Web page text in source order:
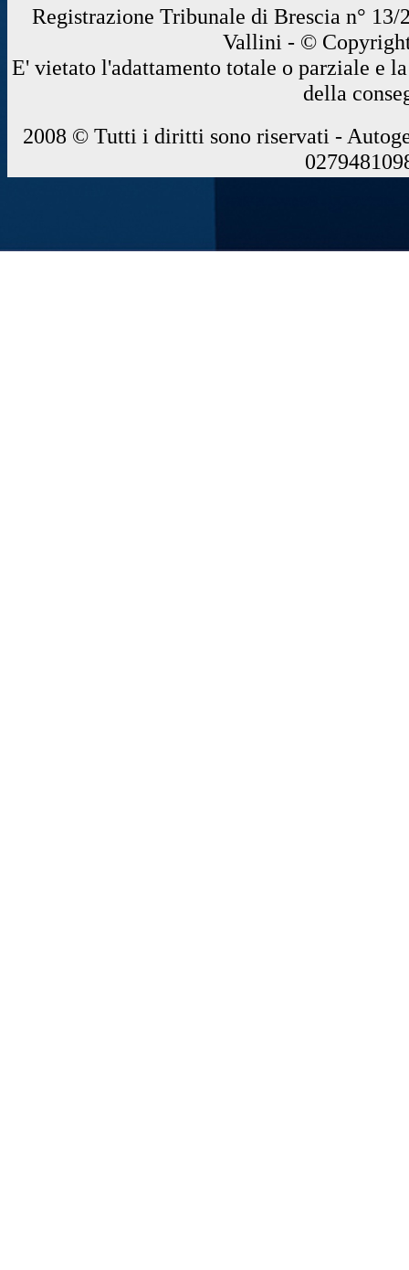
Registrazione Tribunale di Brescia n°
Vallini - ©
E' vietato l'adattamento totale o parziale e
della
2008 © Tutti i diritti sono riservati -